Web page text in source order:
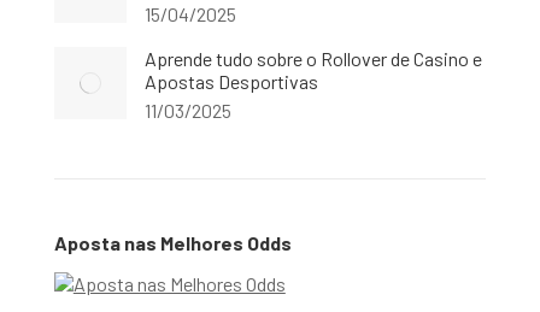
15/04/2025
Aprende tudo sobre o Rollover de Casino e
Apostas Desportivas
11/03/2025
Aposta nas Melhores Odds